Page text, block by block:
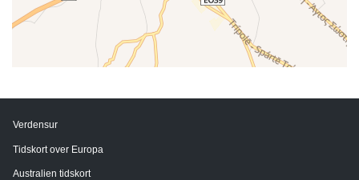
Verdensur
Tidskort over Europa
Australien tidskort